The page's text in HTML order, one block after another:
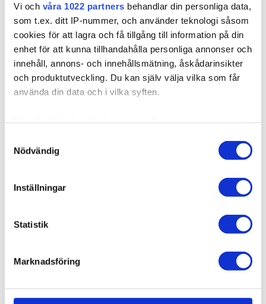
Vi och våra 1022 partners behandlar din personliga data,
som t.ex. ditt IP-nummer, och använder teknologi såsom
cookies för att lagra och få tillgång till information på din
enhet för att kunna tillhandahålla personliga annonser och
innehåll, annons- och innehållsmätning, åskådarinsikter
och produktutveckling. Du kan själv välja vilka som får
använda din data och i vilka syften.
kan ha en noggrannhet på upp till flera meter
Ta reda på mer om hur dina personliga uppgifter
Du kan ändra eller dra tillbaka ditt samtycke när som
Vi använder enhetsidentifierare för att anpassa innehållet
för sociala medier och analysera vår trafik. Vi
Nödvändig
Inställningar
Statistik
Marknadsföring
Expressfrakt möjlig
LÄGG I VARUKORGEN
Kvalitet & Skötsel
Relaterade produkter